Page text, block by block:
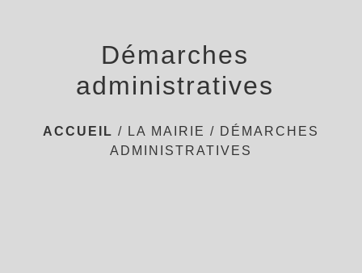
Démarches
administratives
ACCUEIL / LA MAIRIE / DÉMARCHES
ADMINISTRATIVES